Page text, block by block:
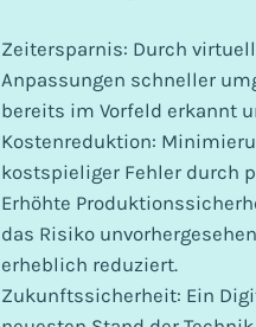
Zeitersparnis: Durch
Anpassungen schneller
bereits im Vorfeld erkannt
Kostenreduktion:
kostspieliger Fehler durch
Erhöhte
das Risiko
erheblich reduziert.
Zukunftssicherheit: Ein